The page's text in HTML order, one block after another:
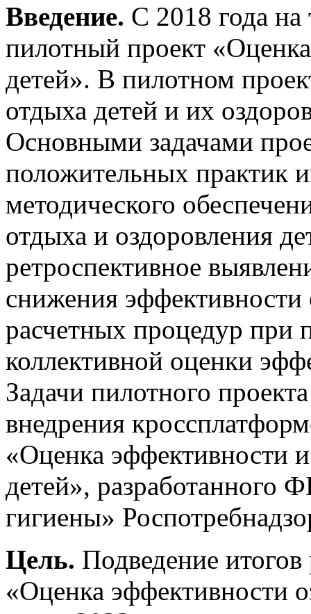
Введение. С 2018 года на
пилотный проект
детей». В пилотном
отдыха детей и их
Основными задачами
положительных практик
методического
отдыха и оздоровления
ретроспективное
снижения эффективности
расчетных процедур при
коллективной оценки
Задачи пилотного
внедрения
«Оценка эффективности
детей»,
гигиены»
Цель. Подведение
«Оценка эффективности